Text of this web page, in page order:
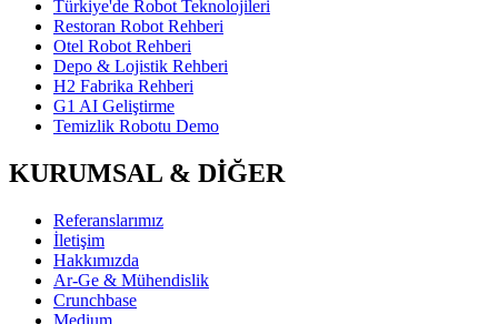
Türkiye'de Robot Teknolojileri
Restoran Robot Rehberi
Otel Robot Rehberi
Depo & Lojistik Rehberi
H2 Fabrika Rehberi
G1 AI Geliştirme
Temizlik Robotu Demo
KURUMSAL & DİĞER
Referanslarımız
İletişim
Hakkımızda
Ar-Ge & Mühendislik
Crunchbase
Medium